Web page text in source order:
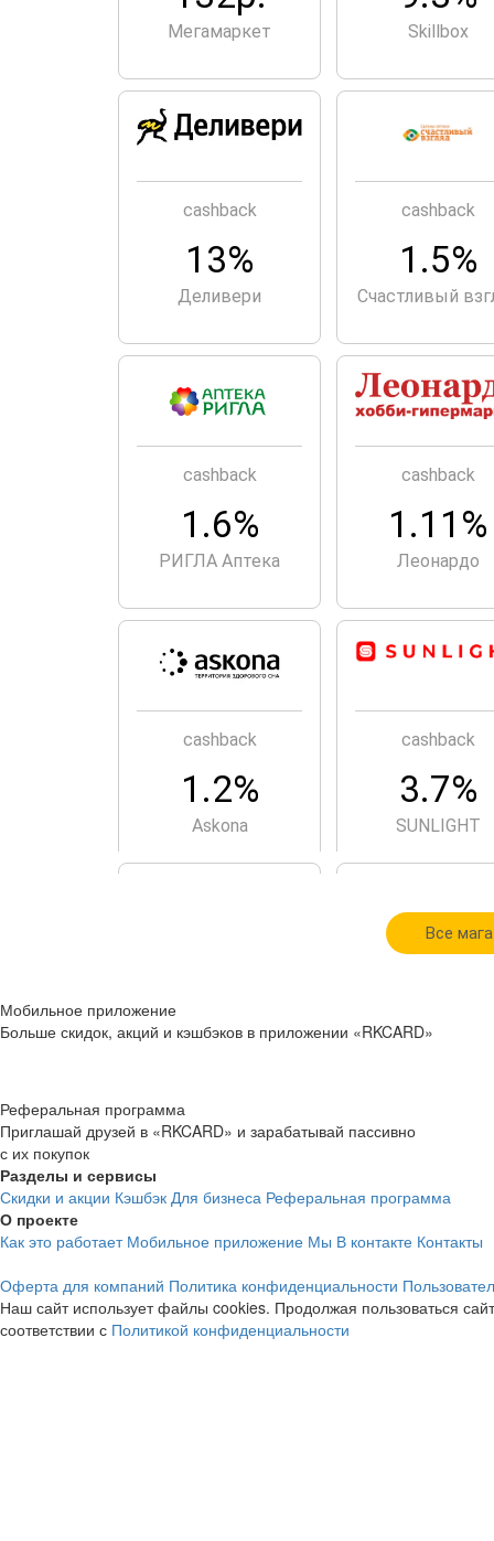
Мегамаркет Skillbox
cashback
13%
Деливери
cashback
1.5%
Счастливый
cashback
1.6%
РИГЛА Аптека
cashback
1.11%
Леонардо
cashback
1.2%
Askona
cashback
3.7%
SUNLIGHT
3.1% 4.8%
cashback
2%
Яндекс Афиша
cashback
3.9%
Все
Мобильное приложение
Больше скидок, акций и кэшбэков в приложении «RKCARD»
Реферальная программа
Приглашай друзей в «RKCARD» и зарабатывай пассивно
с их покупок
Разделы и сервисы
Скидки и акции Кэшбэк Для бизнеса Реферальная программа
О проекте
Как это работает Мобильное приложение Мы В контакте Контакты
Оферта для компаний Политика конфиденциальности
Наш сайт использует файлы cookies. Продолжая пользоваться
соответствии с Политикой конфиденциальности